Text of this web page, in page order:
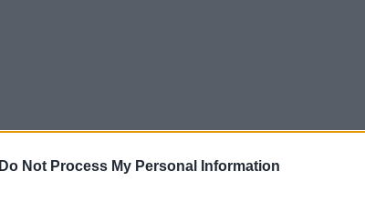
Do Not Process My Personal Information